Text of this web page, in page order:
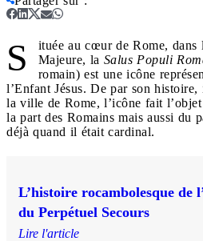
S
ituée au cœur de Rome, dans
Majeure, la Salus Populi
romain) est une icône
l’Enfant Jésus. De par son
la ville de Rome, l’icône fait
la part des Romains mais aussi du
déjà quand il était cardinal.
L’histoire rocambolesque de
du Perpétuel Secours
Lire l'article